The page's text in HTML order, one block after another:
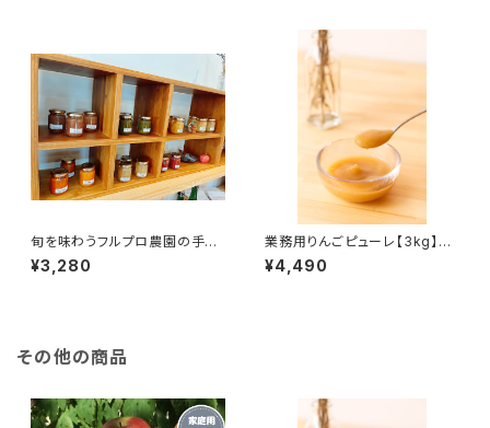
旬を味わうフルプロ農園の手作
りジャム【おまかせ6本セット】(1
00ml*6本)果物・砂糖・レモン
¥3,280
業務用りんごピューレ【3kg】葉
とらずりんご 100% ピューレ 長
野県産#NKP00030
¥4,490
その他の商品